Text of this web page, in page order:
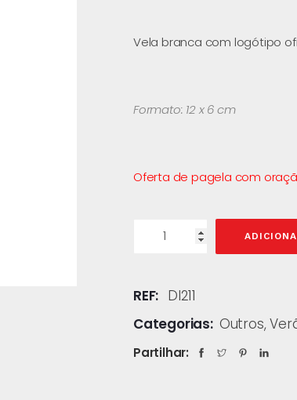
Vela branca com logótipo
Formato: 12 x 6 cm
Oferta de pagela com
REF: DI211
Categorias: Outros,
Partilhar: